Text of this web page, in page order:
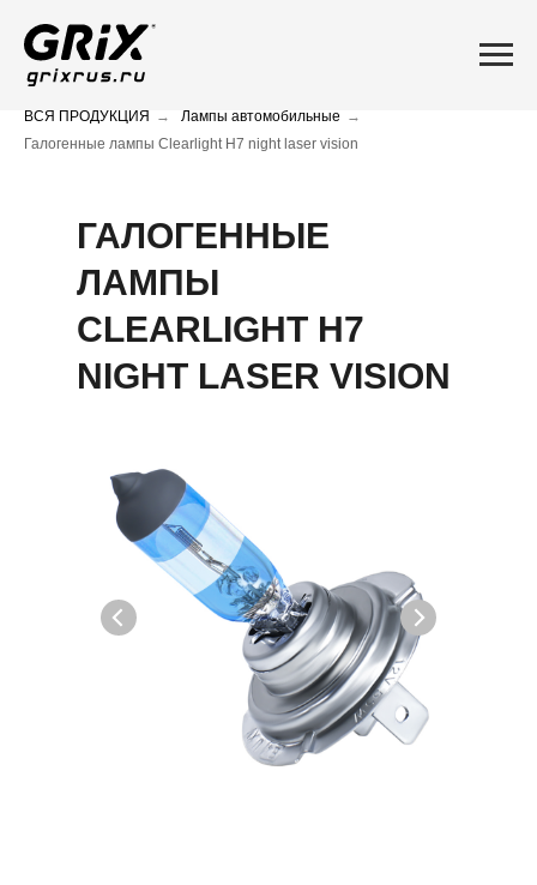
ВСЯ ПРОДУКЦИЯ → Лампы автомобильные →
Галогенные лампы Clearlight H7 night laser vision
ГАЛОГЕННЫЕ
ЛАМПЫ
CLEARLIGHT H7
NIGHT LASER VISION